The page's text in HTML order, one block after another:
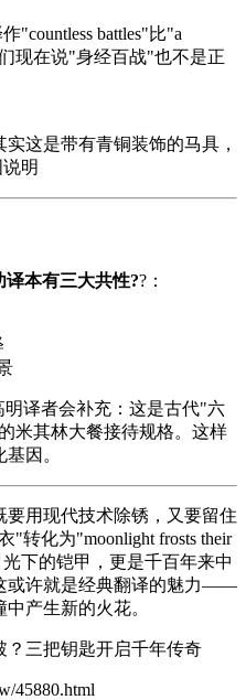
"countless battles"比"a
现在说"身经百战"也不是正
这是带有青铜装饰的马具，
明
译本有三大共性??：
译者会补充：这是古代"六
米其林大餐接待规格。这样
因。
用现代技术除锈，又要留住
转化为"moonlight frosts their
下的铠甲，更是千百年来中
或许就是经典翻译的魅力——
产生新的火花。
？三把钥匙开启千年传奇
45880.html